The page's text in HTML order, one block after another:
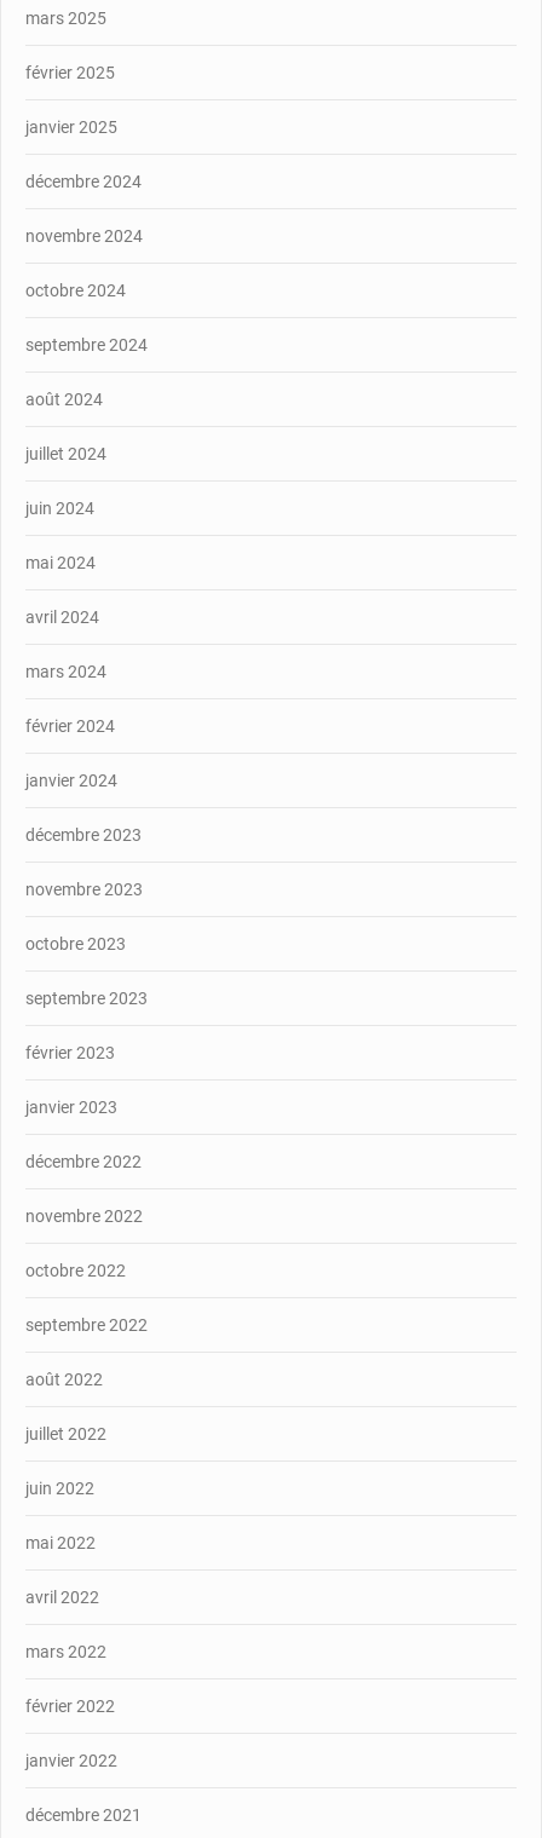
mars 2025
février 2025
janvier 2025
décembre 2024
novembre 2024
octobre 2024
septembre 2024
août 2024
juillet 2024
juin 2024
mai 2024
avril 2024
mars 2024
février 2024
janvier 2024
décembre 2023
novembre 2023
octobre 2023
septembre 2023
février 2023
janvier 2023
décembre 2022
novembre 2022
octobre 2022
septembre 2022
août 2022
juillet 2022
juin 2022
mai 2022
avril 2022
mars 2022
février 2022
janvier 2022
décembre 2021